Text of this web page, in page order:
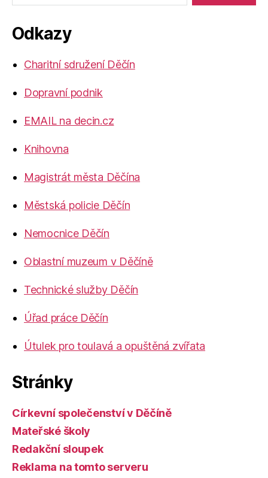
Odkazy
Charitní sdružení Děčín
Dopravní podnik
EMAIL na decin.cz
Knihovna
Magistrát města Děčína
Městská policie Děčín
Nemocnice Děčín
Oblastní muzeum v Děčíně
Technické služby Děčín
Úřad práce Děčín
Útulek pro toulavá a opuštěná zvířata
Stránky
Církevní společenství v Děčíně
Mateřské školy
Redakční sloupek
Reklama na tomto serveru